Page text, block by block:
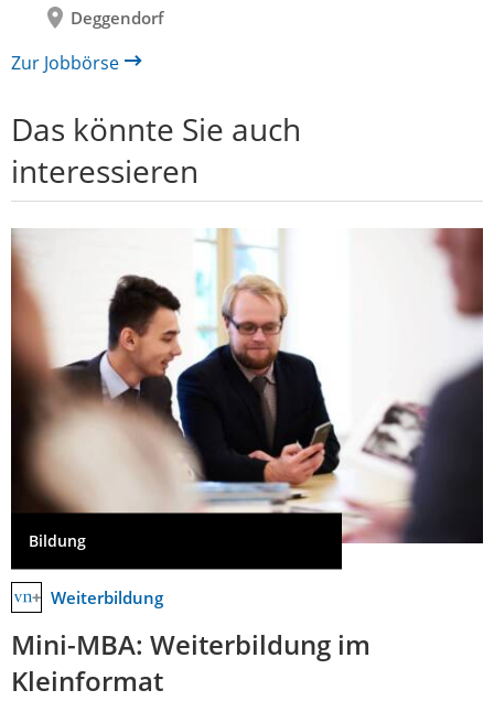
Deggendorf
Zur Jobbörse
Das könnte Sie auch
interessieren
Bildung
Weiterbildung
Mini-MBA: Weiterbildung im
Kleinformat